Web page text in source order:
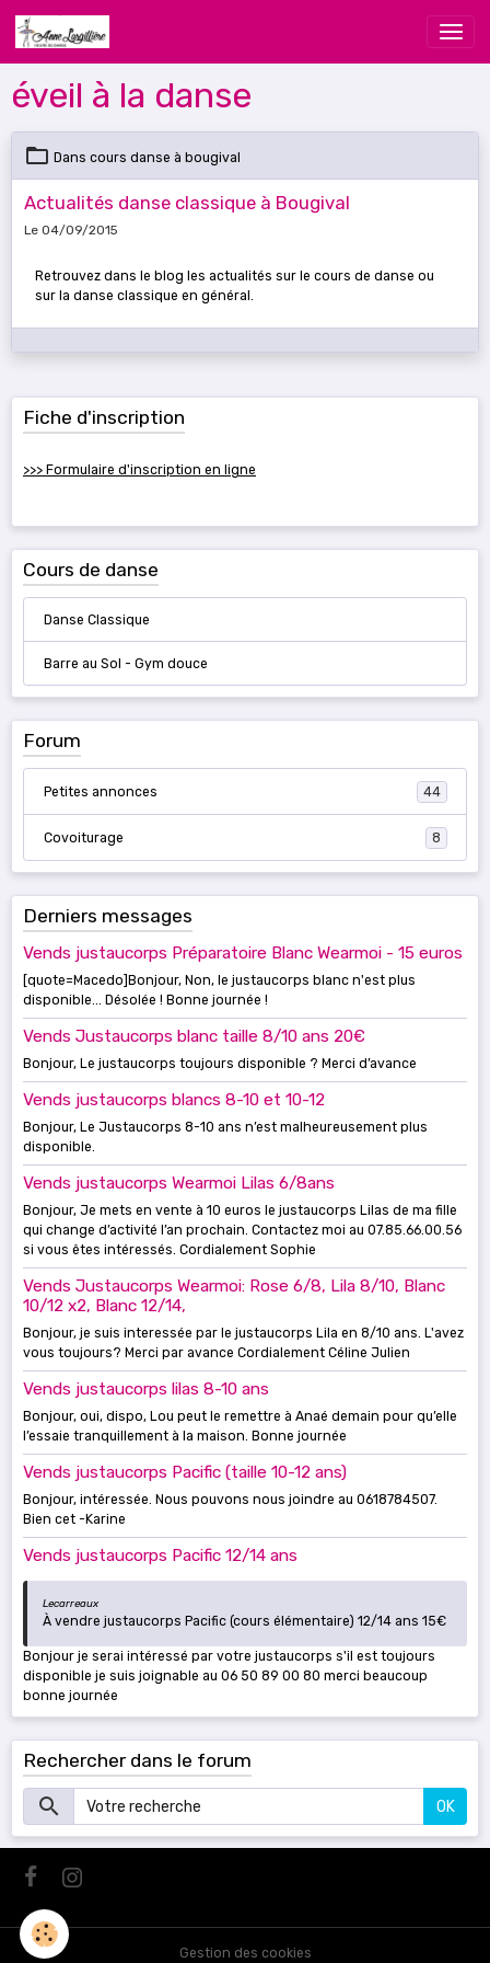
éveil à la danse
Dans cours danse à bougival
Actualités danse classique à Bougival
Le 04/09/2015
Retrouvez dans le blog les actualités sur le cours de danse ou
sur la danse classique en général.
Fiche d'inscription
>>> Formulaire d'inscription en ligne
Cours de danse
Danse Classique
Barre au Sol - Gym douce
Forum
Petites annonces 44
Covoiturage 8
Derniers messages
Vends justaucorps Préparatoire Blanc Wearmoi - 15 euros
[quote=Macedo]Bonjour, Non, le justaucorps blanc n'est plus
disponible... Désolée ! Bonne journée !
Vends Justaucorps blanc taille 8/10 ans 20€
Bonjour, Le justaucorps toujours disponible ? Merci d’avance
Vends justaucorps blancs 8-10 et 10-12
Bonjour, Le Justaucorps 8-10 ans n’est malheureusement plus
disponible.
Vends justaucorps Wearmoi Lilas 6/8ans
Bonjour, Je mets en vente à 10 euros le justaucorps Lilas de ma fille
qui change d’activité l’an prochain. Contactez moi au 07.85.66.00.56
si vous êtes intéressés. Cordialement Sophie
Vends Justaucorps Wearmoi: Rose 6/8, Lila 8/10, Blanc
10/12 x2, Blanc 12/14,
Bonjour, je suis interessée par le justaucorps Lila en 8/10 ans. L'avez
vous toujours? Merci par avance Cordialement Céline Julien
Vends justaucorps lilas 8-10 ans
Bonjour, oui, dispo, Lou peut le remettre à Anaé demain pour qu’elle
l’essaie tranquillement à la maison. Bonne journée
Vends justaucorps Pacific (taille 10-12 ans)
Bonjour, intéressée. Nous pouvons nous joindre au 0618784507.
Bien cet -Karine
Vends justaucorps Pacific 12/14 ans
Lecarreaux
À vendre justaucorps Pacific (cours élémentaire) 12/14 ans 15€
Bonjour je serai intéressé par votre justaucorps s'il est toujours
disponible je suis joignable au 06 50 89 00 80 merci beaucoup
bonne journée
Rechercher dans le forum
OK
Gestion des cookies